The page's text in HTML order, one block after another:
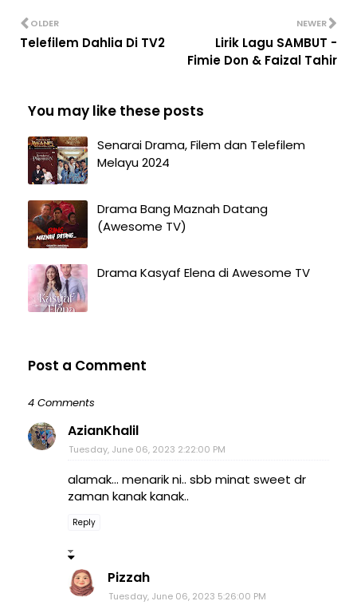
NEWER
Lirik Lagu SAMBUT -
Fimie Don & Faizal Tahir
OLDER
Telefilem Dahlia Di TV2
You may like these posts
Senarai Drama, Filem dan Telefilem
Melayu 2024
Drama Bang Maznah Datang
(Awesome TV)
Drama Kasyaf Elena di Awesome TV
Post a Comment
4 Comments
AzianKhalil
Tuesday, June 06, 2023 2:22:00 PM
alamak... menarik ni.. sbb minat sweet dr
zaman kanak kanak..
Reply
Pizzah
Tuesday, June 06, 2023 5:26:00 PM